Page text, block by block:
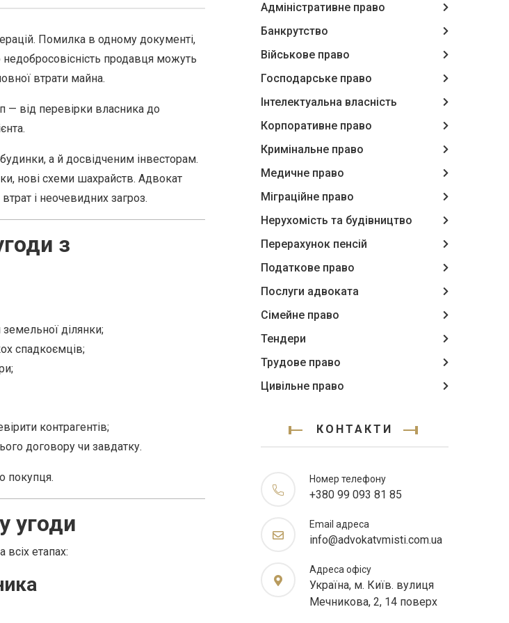
Помилка в одному документі,
продавця можуть
втрати майна.
— від перевірки власника до
а й досвідченим інвесторам.
нові схеми шахрайств. Адвокат
і неочевидних загроз.
з
ділянки;
спадкоємців;
контрагентів;
договору чи завдатку.
покупця.
угоди
етапах:
Адміністративне право
Банкрутство
Військове право
Господарське право
Інтелектуальна власність
Корпоративне право
Кримінальне право
Медичне право
Міграційне право
Нерухомість та будівництво
Перерахунок пенсій
Податкове право
Послуги адвоката
Сімейне право
Тендери
Трудове право
Цивільне право
КОНТАКТИ
Номер телефону
+380 99 093 81 85
Email адреса
info@advokatvmisti.com.ua
Адреса офісу
Україна, м. Київ. вулиця
Мечникова, 2, 14 поверх